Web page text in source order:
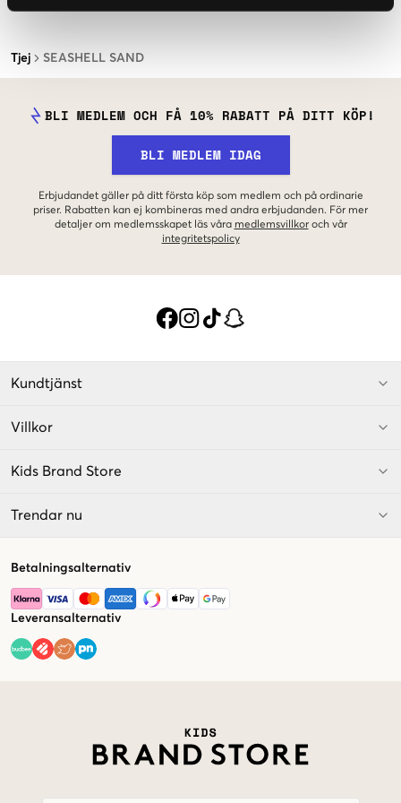
Tjej SEASHELL SAND
BLI MEDLEM OCH FÅ 10% RABATT PÅ DITT KÖP!
BLI MEDLEM IDAG
Erbjudandet gäller på ditt första köp som medlem och på ordinarie
priser. Rabatten kan ej kombineras med andra erbjudanden. För mer
detaljer om medlemsskapet läs våra medlemsvillkor och vår
integritetspolicy
Kundtjänst
Villkor
Kids Brand Store
Trendar nu
Betalningsalternativ
Leveransalternativ